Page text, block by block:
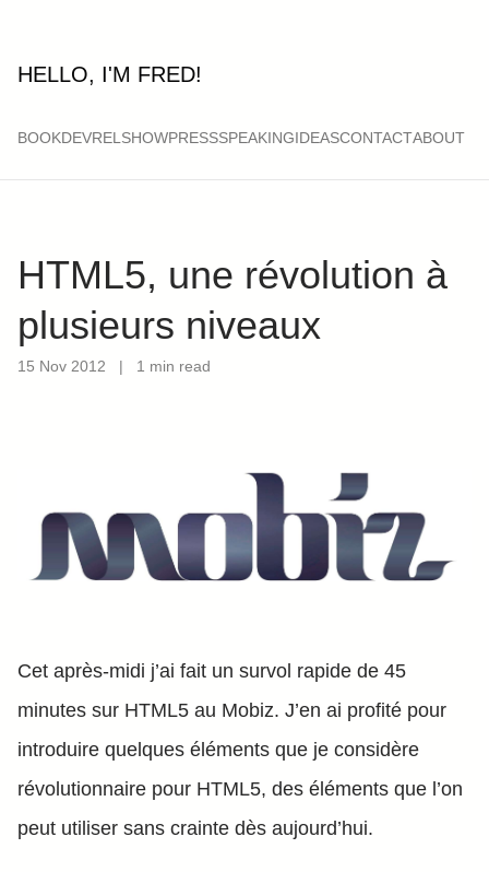
HELLO, I'M FRED!
BOOKDEVRELSHOWPRESSSPEAKINGIDEASCONTACTABOUT
HTML5, une révolution à
plusieurs niveaux
15 Nov 2012 | 1 min read
Cet après-midi j’ai fait un survol rapide de 45
minutes sur HTML5 au Mobiz. J’en ai profité pour
introduire quelques éléments que je considère
révolutionnaire pour HTML5, des éléments que l’on
peut utiliser sans crainte dès aujourd’hui.